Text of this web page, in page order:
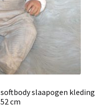
slaapogen kleding
cm